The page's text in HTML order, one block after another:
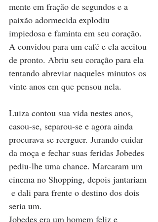
mente em fração de segundos e a
paixão adormecida explodiu
impiedosa e faminta em seu coração.
A convidou para um café e ela aceitou
de pronto. Abriu seu coração para ela
tentando abreviar naqueles minutos os
vinte anos em que pensou nela.
Luiza contou sua vida nestes anos,
casou-se, separou-se e agora ainda
procurava se reerguer. Jurando cuidar
da moça e fechar suas feridas Jobedes
pediu-lhe uma chance. Marcaram um
cinema no Shopping, depois jantariam
e dali para frente o destino dos dois
seria um.
Jobedes era um homem feliz e